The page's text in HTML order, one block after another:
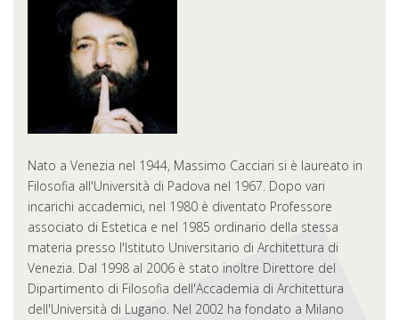
Nato a Venezia nel 1944, Massimo Cacciari si è laureato in
Filosofia all'Università di Padova nel 1967. Dopo vari
incarichi accademici, nel 1980 è diventato Professore
associato di Estetica e nel 1985 ordinario della stessa
materia presso l'Istituto Universitario di Architettura di
Venezia. Dal 1998 al 2006 è stato inoltre Direttore del
Dipartimento di Filosofia dell'Accademia di Architettura
dell'Università di Lugano. Nel 2002 ha fondato a Milano